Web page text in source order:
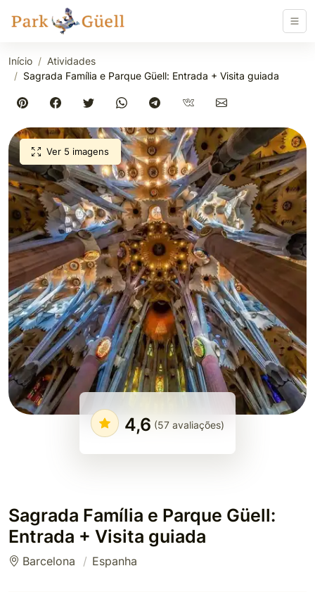
Início
Atividades
Sagrada Família e Parque Güell: Entrada + Visita guiada
Ver 5 imagens
4,6 (57 avaliações)
Sagrada Família e Parque Güell:
Entrada + Visita guiada
Barcelona Espanha